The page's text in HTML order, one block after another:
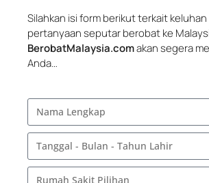
Silahkan isi form berikut terkait
pertanyaan seputar berobat ke
BerobatMalaysia.comakan segera
Anda…